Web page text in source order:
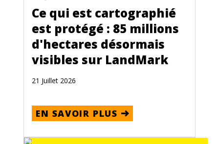
Ce qui est cartographié
est protégé : 85 millions
d'hectares désormais
visibles sur LandMark
21 Juillet 2026
EN SAVOIR PLUS